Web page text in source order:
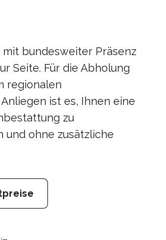
bundesweiter Präsenz
Seite. Für die Abholung
regionalen
ist es, Ihnen eine
zu
und ohne zusätzliche